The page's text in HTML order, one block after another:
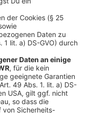
für Kinder